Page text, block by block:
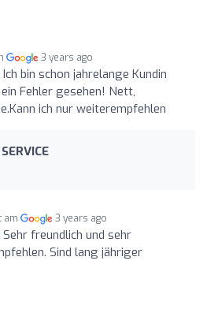
3 years ago
Ich bin schon jahrelange Kundin
Fehler gesehen! Nett,
ich nur weiterempfehlen
am 3 years ago
Sehr freundlich und sehr
Sind lang jähriger